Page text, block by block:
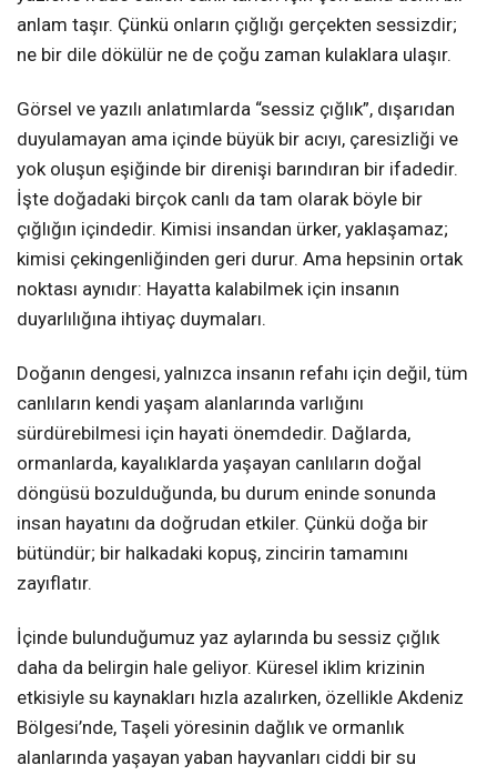
anlam taşır. Çünkü onların çığlığı gerçekten sessizdir;
ne bir dile dökülür ne de çoğu zaman kulaklara ulaşır.
Görsel ve yazılı anlatımlarda “sessiz çığlık”, dışarıdan
duyulamayan ama içinde büyük bir acıyı, çaresizliği ve
yok oluşun eşiğinde bir direnişi barındıran bir ifadedir.
İşte doğadaki birçok canlı da tam olarak böyle bir
çığlığın içindedir. Kimisi insandan ürker, yaklaşamaz;
kimisi çekingenliğinden geri durur. Ama hepsinin ortak
noktası aynıdır: Hayatta kalabilmek için insanın
duyarlılığına ihtiyaç duymaları.
Doğanın dengesi, yalnızca insanın refahı için değil, tüm
canlıların kendi yaşam alanlarında varlığını
sürdürebilmesi için hayati önemdedir. Dağlarda,
ormanlarda, kayalıklarda yaşayan canlıların doğal
döngüsü bozulduğunda, bu durum eninde sonunda
insan hayatını da doğrudan etkiler. Çünkü doğa bir
bütündür; bir halkadaki kopuş, zincirin tamamını
zayıflatır.
İçinde bulunduğumuz yaz aylarında bu sessiz çığlık
daha da belirgin hale geliyor. Küresel iklim krizinin
etkisiyle su kaynakları hızla azalırken, özellikle Akdeniz
Bölgesi’nde, Taşeli yöresinin dağlık ve ormanlık
alanlarında yaşayan yaban hayvanları ciddi bir su